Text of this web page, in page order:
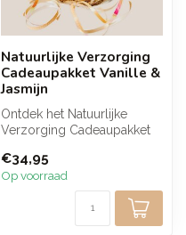
Natuurlijke Verzorging
Cadeaupakket Vanille &
Jasmijn
Ontdek het Natuurlijke
Verzorging Cadeaupakket
voor ...
€34,95
Op voorraad